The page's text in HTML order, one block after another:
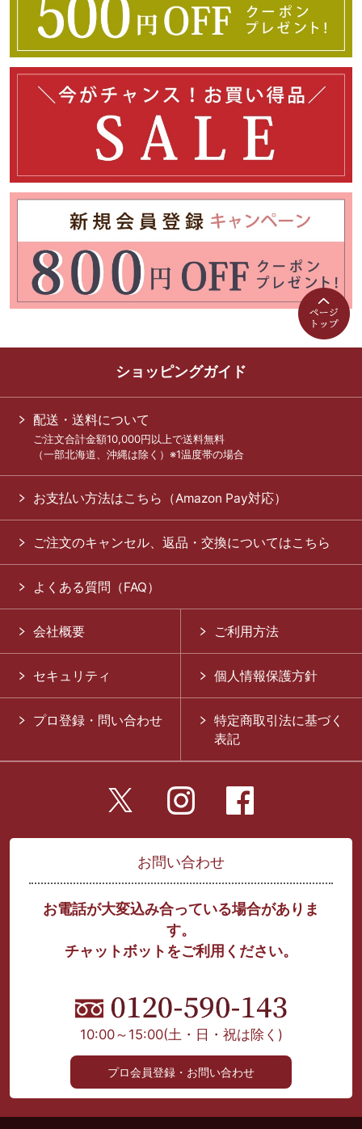
ショッピングガイド
配送・送料について
ご注文合計金額10,000円以上で送料無料
（一部北海道、沖縄は除く）※1温度帯の場合
お支払い方法はこちら（Amazon Pay対応）
ご注文のキャンセル、返品・交換についてはこちら
よくある質問（FAQ）
会社概要 ご利用方法
セキュリティ 個人情報保護方針
プロ登録・問い合わせ
特定商取引法に基づく
表記
お問い合わせ
お電話が大変込み合っている場合がありま
す。
チャットボットをご利用ください。
10:00～15:00(土・日・祝は除く)
プロ会員登録・お問い合わせ